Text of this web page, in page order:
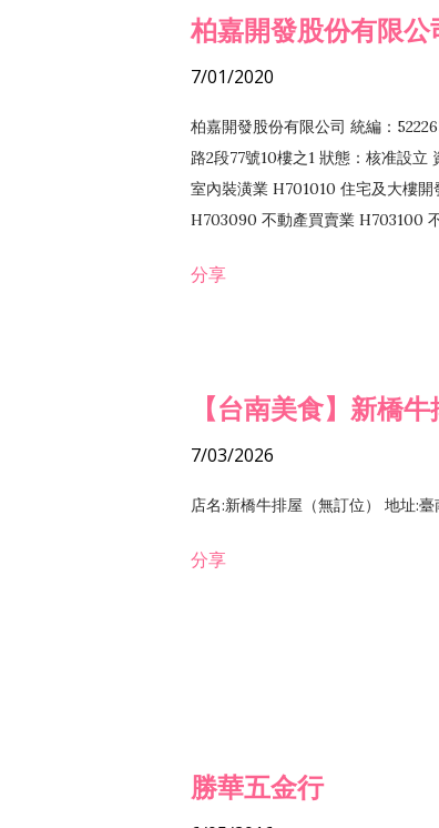
柏嘉開發股份有限公
7/01/2020
柏嘉開發股份有限公司 統編：
路2段77號10樓之1 狀態：核准設
室內裝潢業 H701010 住宅及大樓
H703090 不動產買賣業 H703100
分享
【台南美食】新橋
7/03/2026
店名:新橋牛排屋（無訂位） 地址:
分享
勝華五金行